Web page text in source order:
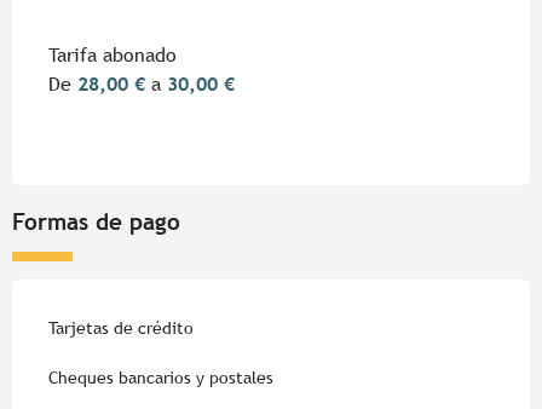
Tarifa abonado
De 28,00 € a 30,00 €
Formas de pago
Tarjetas de crédito
Cheques bancarios y postales